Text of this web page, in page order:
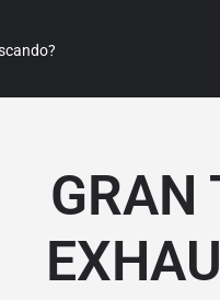
GRAN